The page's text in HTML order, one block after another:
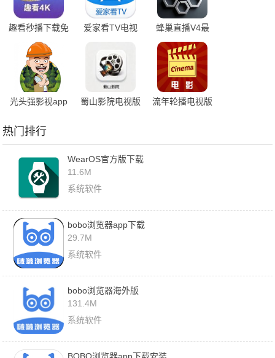
趣看秒播下载免
费版
爱家看TV电视
蜂巢直播V4最
新版本
光头强影视app 蜀山影院电视版 流年轮播电视版
热门排行
WearOS官方版下载
11.6M
系统软件
bobo浏览器app下载
29.7M
系统软件
bobo浏览器海外版
131.4M
系统软件